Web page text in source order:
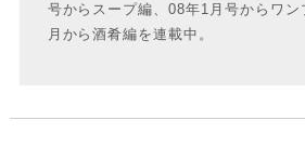
号からスープ編、08年1月号からワ
月から酒肴編を連載中。